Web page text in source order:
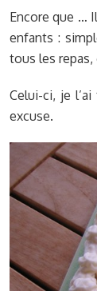
Encore que …
enfants :
tous les
Celui-ci, je
excuse.